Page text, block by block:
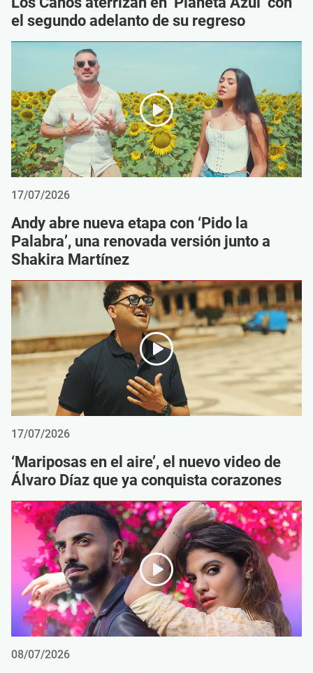
el segundo adelanto de su regreso
17/07/2026
Andy abre nueva etapa con ‘Pido la
Palabra’, una renovada versión junto a
Shakira Martínez
17/07/2026
‘Mariposas en el aire’, el nuevo video de
Álvaro Díaz que ya conquista corazones
08/07/2026